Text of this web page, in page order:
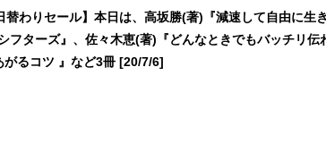
替わりセール】本日は、高坂勝(著)『減速して自由に生
フターズ』、佐々木恵(著)『どんなときでもバッチリ伝
がるコツ 』など3冊 [20/7/6]